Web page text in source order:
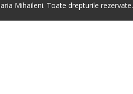
Mihaileni. Toate drepturile rezervate.